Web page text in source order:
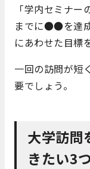
「学内セミナ
までに●●を達
にあわせた目標
一回の訪問が短
要でしょう。
大学訪問
きたい3